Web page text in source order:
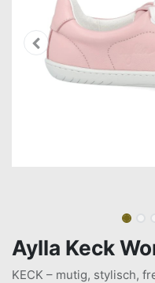
Aylla Keck
KECK – mutig, stylisch,